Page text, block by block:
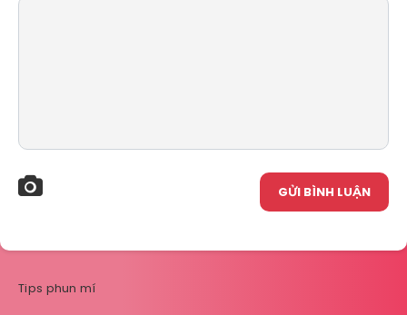
GỬI BÌNH LUẬN
Tips phun mí